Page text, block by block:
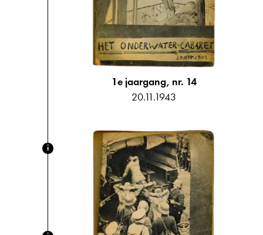
1e jaargang, nr. 14
20.11.1943
i